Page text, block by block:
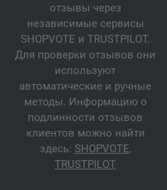
отзывы через
независимые сервисы
SHOPVOTE и TRUSTPILOT.
Для проверки отзывов они
используют
автоматические и ручные
методы. Информацию о
подлинности отзывов
клиентов можно найти
здесь: SHOPVOTE,
TRUSTPILOT